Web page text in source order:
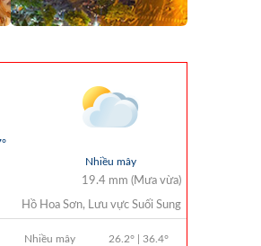
Định Quy Định Cụ Thể
Để Ước Tính Tổng Doanh
Của Thửa Đất, Khu Đất Khi
Đất Theo Phương Pháp
Các Yếu Tố Ảnh Hưởng
Khi Xác Định Giá Đất Cụ
Bàn Tỉnh Khánh Hòa
Số 707/TB-VNT: Kết Quả
Vị Tổ Chức Đấu Giá Tài
Mô Tô Nước Cứu Hộ VNT
KH-0834